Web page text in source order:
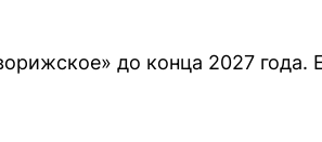
до конца 2027 года.